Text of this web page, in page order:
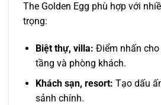
The Golden Egg phù hợp với
trọng:
Biệt thự, villa: Điểm nhấn
tầng và phòng khách.
Khách sạn, resort: Tạo dấu
sảnh chính.